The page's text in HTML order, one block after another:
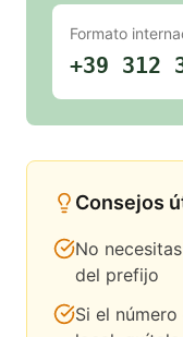
Formato
+39 312
Consejos
No
del prefijo
Si el